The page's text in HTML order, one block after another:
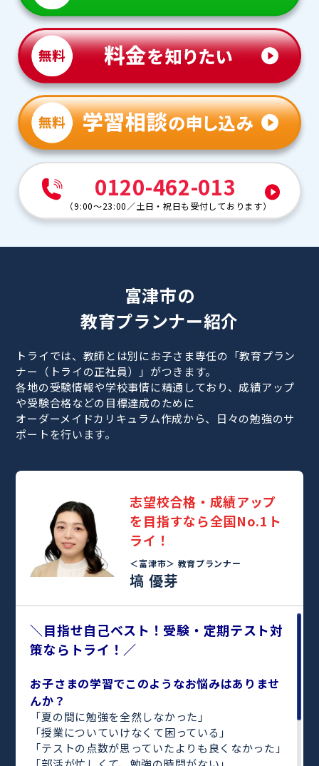
0120-462-013
（9:00～23:00 ／土日・祝日も受付しております）
富津市の
教育プランナー紹介
トライでは、教師とは別にお子さま専任の「教育プラン
ナー（トライの正社員）」がつきます。
各地の受験情報や学校事情に精通しており、成績アップ
や受験合格などの目標達成のために
オーダーメイドカリキュラム作成から、日々の勉強のサ
ポートを行います。
志望校合格・成績アップ
を目指すなら全国No.1ト
ライ！
＜富津市＞ 教育プランナー
塙 優芽
＼目指せ自己ベスト！受験・定期テスト対
策ならトライ！／
お子さまの学習でこのようなお悩みはありませ
んか？
「夏の間に勉強を全然しなかった」
「授業についていけなくて困っている」
「テストの点数が思っていたよりも良くなかった」